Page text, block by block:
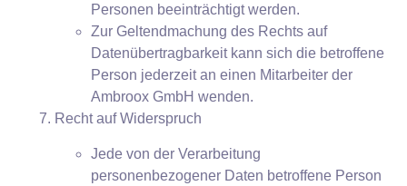
Personen beeinträchtigt werden.
Zur Geltendmachung des Rechts auf
Datenübertragbarkeit kann sich die betroffene
Person jederzeit an einen Mitarbeiter der
Ambroox GmbH wenden.
Recht auf Widerspruch
Jede von der Verarbeitung
personenbezogener Daten betroffene Person